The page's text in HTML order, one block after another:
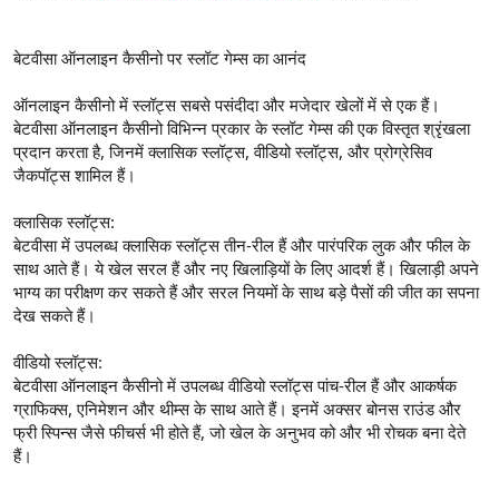
बेटवीसा ऑनलाइन कैसीनो पर स्लॉट गेम्स का आनंद
ऑनलाइन कैसीनो में स्लॉट्स सबसे पसंदीदा और मजेदार खेलों में से एक हैं।
बेटवीसा ऑनलाइन कैसीनो विभिन्न प्रकार के स्लॉट गेम्स की एक विस्तृत श्रृंखला
प्रदान करता है, जिनमें क्लासिक स्लॉट्स, वीडियो स्लॉट्स, और प्रोग्रेसिव
जैकपॉट्स शामिल हैं।
क्लासिक स्लॉट्स:
बेटवीसा में उपलब्ध क्लासिक स्लॉट्स तीन-रील हैं और पारंपरिक लुक और फील के
साथ आते हैं। ये खेल सरल हैं और नए खिलाड़ियों के लिए आदर्श हैं। खिलाड़ी अपने
भाग्य का परीक्षण कर सकते हैं और सरल नियमों के साथ बड़े पैसों की जीत का सपना
देख सकते हैं।
वीडियो स्लॉट्स:
बेटवीसा ऑनलाइन कैसीनो में उपलब्ध वीडियो स्लॉट्स पांच-रील हैं और आकर्षक
ग्राफिक्स, एनिमेशन और थीम्स के साथ आते हैं। इनमें अक्सर बोनस राउंड और
फ्री स्पिन्स जैसे फीचर्स भी होते हैं, जो खेल के अनुभव को और भी रोचक बना देते
हैं।